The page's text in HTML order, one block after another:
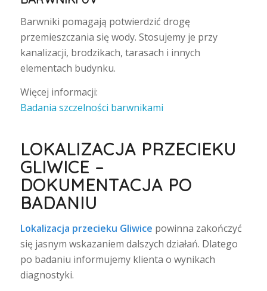
Barwniki pomagają potwierdzić drogę
przemieszczania się wody. Stosujemy je przy
kanalizacji, brodzikach, tarasach i innych
elementach budynku.
Więcej informacji:
Badania szczelności barwnikami
LOKALIZACJA PRZECIEKU
GLIWICE –
DOKUMENTACJA PO
BADANIU
Lokalizacja przecieku Gliwice powinna zakończyć
się jasnym wskazaniem dalszych działań. Dlatego
po badaniu informujemy klienta o wynikach
diagnostyki.